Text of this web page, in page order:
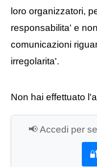
loro organizzatori,
responsabilita' e
comunicazioni
irregolarita'.
Non hai effettuato
📢 Accedi per